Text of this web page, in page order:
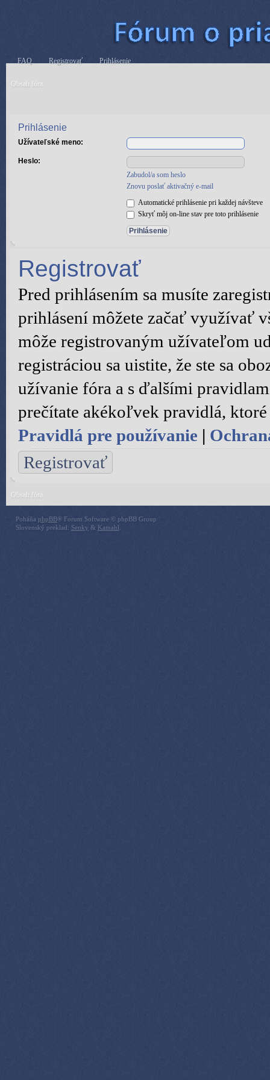
FAQ Registrovať Prihlásenie
Obsah fóra
Prihlásenie
Užívateľské meno:
Heslo:
Zabudol/a som heslo
Znovu poslať aktivačný e-mail
Automatické prihlásenie pri každej návšteve
Skryť môj on-line stav pre toto prihlásenie
Registrovať
Pred prihlásením sa musíte
prihlásení môžete začať využívať
môže registrovaným užívateľom
registráciou sa uistite, že ste sa
užívanie fóra a s ďalšími
prečítate akékoľvek pravidlá,
Pravidlá pre používanie |
Registrovať
Obsah fóra
Poháňa phpBB® Forum Software © phpBB Group
Slovenský preklad: Senky & Kamahl